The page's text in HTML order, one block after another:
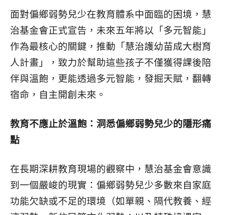
面對偏鄉弱勢兒少在教育體系中面臨的困境，慧
治基金會正式宣告，未來五年將以「多元智能」
作為最核心的關鍵，推動「慧治護幼苗成大樹育
人計畫」，致力於幫助這些孩子不僅獲得課後陪
伴與溫飽，更能透過多元智能，發掘天賦，翻轉
宿命，自主開創未來。
教育不應止於溫飽：洞悉偏鄉弱勢兒少的隱形痛
點
在長期深耕教育現場的觀察中，慧治基金會意識
到一個嚴峻的現實：偏鄉弱勢兒少多數來自家庭
功能欠缺或不足的環境（如單親、隔代教養、經